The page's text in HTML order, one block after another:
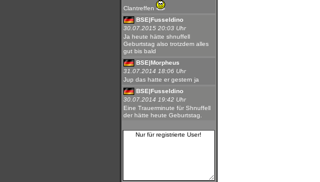
Clantreffen
BSE|Fusseldino
30.07.2015 20:03 Uhr
Ja heute hätte shnuffell
Geburtstag also trotzdem alles
gut bis bald
BSE|Morpheus
31.07.2014 18:06 Uhr
Jup das hatte er gestern ja
BSE|Fusseldino
30.07.2014 19:42 Uhr
Eine Trauerminute für Shnuffell
der hätte heute Geburtstag.